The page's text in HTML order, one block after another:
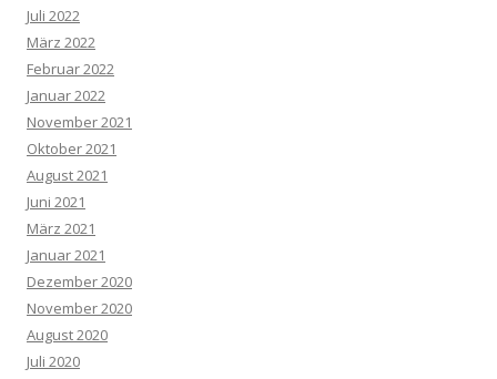
Juli 2022
März 2022
Februar 2022
Januar 2022
November 2021
Oktober 2021
August 2021
Juni 2021
März 2021
Januar 2021
Dezember 2020
November 2020
August 2020
Juli 2020